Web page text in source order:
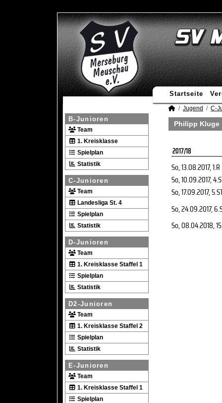
Startseite
B-Junioren
Team
1. Kreisklasse
Spielplan
Statistik
C-Junioren
Team
Landesliga St. 4
Spielplan
Statistik
D-Junioren
Team
1. Kreisklasse Staffel 1
Spielplan
Statistik
D2-Junioren
Team
1. Kreisklasse Staffel 2
Spielplan
Statistik
E-Junioren
Team
1. Kreisklasse Staffel 1
Spielplan
Jugend C-
Philipp Kluge
2017/18
So, 13.08.2017, 1.R
So, 10.09.2017,
So, 17.09.2017,
So, 24.09.2017,
So, 08.04.2018,